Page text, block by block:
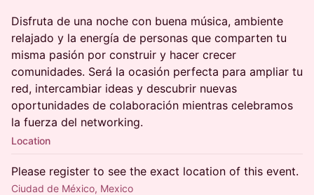
Disfruta de una noche con buena música, ambiente
relajado y la energía de personas que comparten tu
misma pasión por construir y hacer crecer
comunidades. Será la ocasión perfecta para ampliar tu
red, intercambiar ideas y descubrir nuevas
oportunidades de colaboración mientras celebramos
la fuerza del networking.
Location
Please register to see the exact location of this event.
Ciudad de México, Mexico